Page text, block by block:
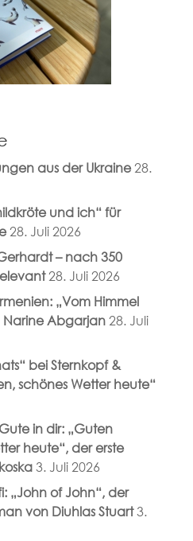
aus der Ukraine 28.
und ich“ für
28. Juli 2026
– nach 350
28. Juli 2026
„Vom Himmel
Narine Abgarjan 28. Juli
bei Sternkopf &
schönes Wetter heute“
in dir: „Guten
heute“, der erste
3. Juli 2026
„John of John“, der
von Diuhlas Stuart 3.